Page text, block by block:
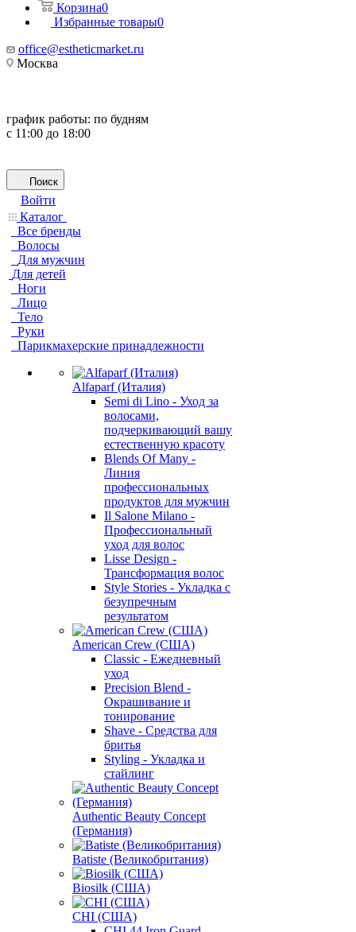
Корзина0
Избранные товары0
office@estheticmarket.ru
Москва
график работы: по будням
с 11:00 до 18:00
Поиск
Войти
Каталог
Все бренды
Волосы
Для мужчин
Для детей
Ноги
Лицо
Тело
Руки
Парикмахерские принадлежности
Alfaparf (Италия)
Semi di Lino - Уход за
волосами,
подчеркивающий вашу
естественную красоту
Blends Of Many -
Линия
профессиональных
продуктов для мужчин
Il Salone Milano -
Профессиональный
уход для волос
Lisse Design -
Трансформация волос
Style Stories - Укладка с
безупречным
результатом
American Crew (США)
Classic - Ежедневный
уход
Precision Blend -
Окрашивание и
тонирование
Shave - Средства для
бритья
Styling - Укладка и
стайлинг
Authentic Beauty Concept
(Германия)
Batiste (Великобритания)
Biosilk (США)
CHI (США)